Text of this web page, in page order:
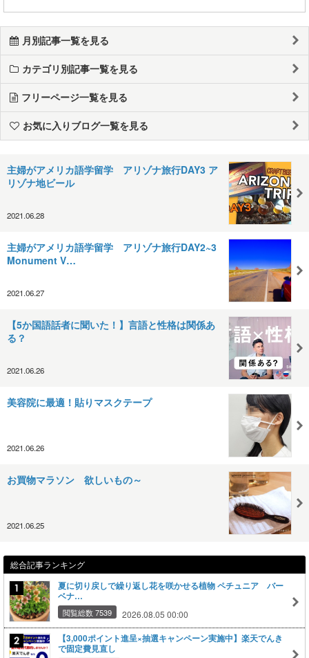
月別記事一覧を見る
カテゴリ別記事一覧を見る
フリーページ一覧を見る
お気に入りブログ一覧を見る
主婦がアメリカ語学留学 アリゾナ旅行DAY3 ア
リゾナ地ビール
2021.06.28
主婦がアメリカ語学留学 アリゾナ旅行DAY2~3
Monument V…
2021.06.27
【5か国語話者に聞いた！】言語と性格は関係あ
る？
2021.06.26
美容院に最適！貼りマスクテープ
2021.06.26
お買物マラソン 欲しいもの～
2021.06.25
総合記事ランキング
夏に切り戻しで繰り返し花を咲かせる植物 ペチュニア バー
ベナ…
閲覧総数 7539 2026.08.05 00:00
【3,000ポイント進呈×抽選キャンペーン実施中】楽天でんき
で固定費見直し